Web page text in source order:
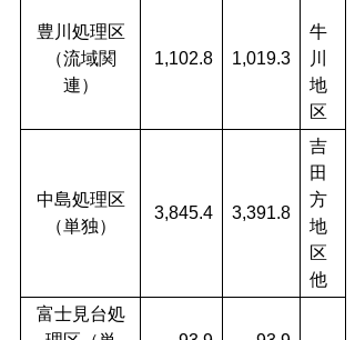
豊川処理区
（流域関
連）
1,102.8 1,019.3
牛
川
地
区
中島処理区
（単独）
3,845.4 3,391.8
吉
田
方
地
区
他
富士見台処